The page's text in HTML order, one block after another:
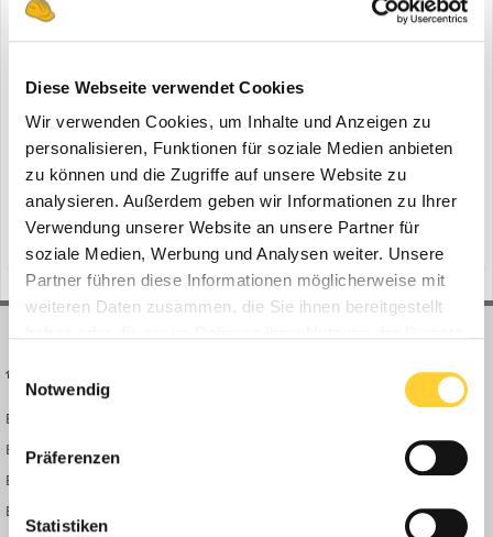
Diese Webseite verwendet Cookies
Wir verwenden Cookies, um Inhalte und Anzeigen zu
personalisieren, Funktionen für soziale Medien anbieten
zu können und die Zugriffe auf unsere Website zu
analysieren. Außerdem geben wir Informationen zu Ihrer
Verwendung unserer Website an unsere Partner für
soziale Medien, Werbung und Analysen weiter. Unsere
Partner führen diese Informationen möglicherweise mit
weiteren Daten zusammen, die Sie ihnen bereitgestellt
Einwilligungsauswahl
Notwendig
Präferenzen
Statistiken
ein Thema erstellte Bauforum24 inNews aus der
Ismaning - Seit rund 70 Jahren steht Volvo CE an der Spitze der
Radladertechnologie und setzt diese Tradition nun eindrucksvoll
fort: Beginnend mit einer ersten Welle, die fünf Modelle in den
Größen vom L150 bis zum L260 umfasst, führt das Unternehmen
eine neue Radlader-Generation ein. Im Fokus der...
30. April 2025
auto bucket fill-funktion anbaugeräte (und 12 weitere)
Bauforum24 News
Bauforum24 TV
BF24 Mediathek
BF24 Fotostrecken